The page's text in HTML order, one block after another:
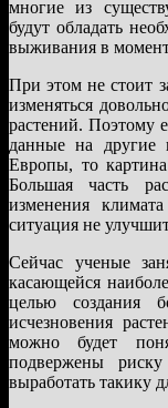
многие из
будут обладать
выживания в
При этом не стоит
изменяться
растений. Поэтому
данные на
Европы, то
Большая часть
изменения
ситуация не
Сейчас ученые
касающейся
целью создания
исчезновения
можно будет
подвержены
выработать такику